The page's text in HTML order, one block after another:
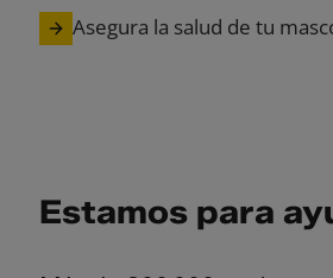
Asegura la salud de tu
Estamos para